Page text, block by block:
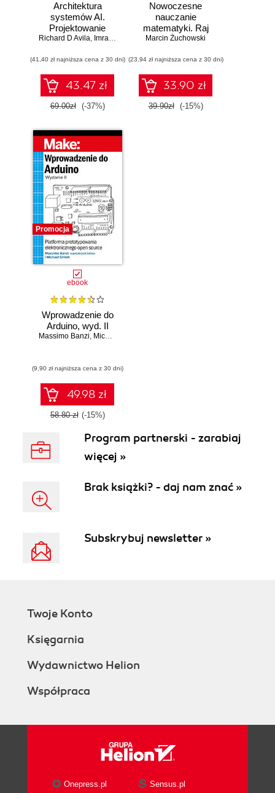
Architektura
systemów AI.
Projektowanie
skalowalnego i
oprogramowania
Richard D Avila, Imran Ahmad
(41,40 zł najniższa cena z 30 dni)
43.47 zł
69.00zł (-37%)
Nowoczesne
nauczanie
matematyki. Raj
Cantora bez
Marcin Żuchowski
(23,94 zł najniższa cena z 30 dni)
33.90 zł
39.90zł (-15%)
Promocja
ebook
Wprowadzenie do
Arduino, wyd. II
Massimo Banzi, Michael Shiloh
(9,90 zł najniższa cena z 30 dni)
49.98 zł
58.80 zł (-15%)
Program partnerski - zarabiaj
więcej »
Brak książki? - daj nam znać »
Subskrybuj newsletter »
Twoje Konto
Księgarnia
Wydawnictwo Helion
Współpraca
Onepress.pl Sensus.pl